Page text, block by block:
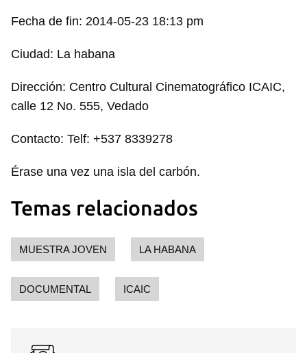
Fecha de fin: 2014-05-23 18:13 pm
Ciudad: La habana
Dirección: Centro Cultural Cinematográfico ICAIC,
calle 12 No. 555, Vedado
Contacto: Telf: +537 8339278
Érase una vez una isla del carbón.
Temas relacionados
MUESTRA JOVEN LA HABANA
DOCUMENTAL ICAIC